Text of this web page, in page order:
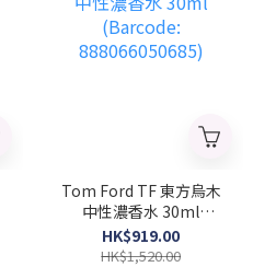
Tom Ford TF 東方烏木
中性濃香水 30ml
(Barcode:
888066050685)
HK$919.00
HK$1,520.00